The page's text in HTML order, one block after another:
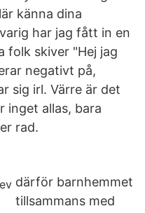
känna dina
har jag fått in en
folk skiver "Hej jag
negativt på,
sig irl. Värre är det
inget allas, bara
rad.
därför barnhemmet
tillsammans med